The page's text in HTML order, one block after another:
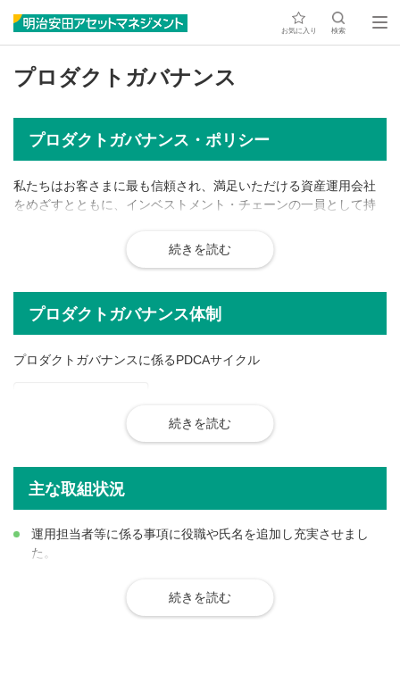
お気に入り 検索
プロダクトガバナンス
プロダクトガバナンス・ポリシー
私たちはお客さまに最も信頼され、満足いただける資産運用会社
をめざすとともに、インベストメント・チェーンの一員として持
現を第一に行動する指針として、「運用・管理」「商品性」「情
報提供・開示」についてポリシーを制定し、適切なモニタリング
運用・管理
価を行うとともに、付加価値として当該結果に基づく品質の
善等が困難な場合には、報酬の見直しや償還等を進めます。
コスト控除後の期待リターンに見合ったリスク水準が確保
されていること
商品性に沿った中長期的に良好なパフォーマンスを維持・
商品の組成に当たっては、プロダクトガバナンス委員会のも
とに専門機関（商品会議）をおくことで、商品性に合致した
続きを読む
プロダクトガバナンス体制
プロダクトガバナンスに係るPDCAサイクル
続きを読む
主な取組状況
運用担当者等に係る事項に役職や氏名を追加し充実させまし
た。
ベンチマークの「配当込み指数」への変更を実施いたしまし
続きを読む